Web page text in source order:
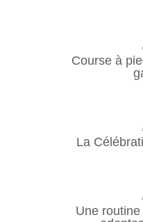
Course à
La
Une